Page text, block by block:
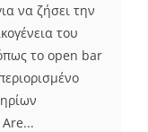
να ζήσει την
του
το open bar
Are...